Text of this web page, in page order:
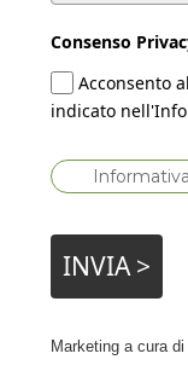
Consenso
Acconsento
indicato
INVIA >
Marketing a cura di